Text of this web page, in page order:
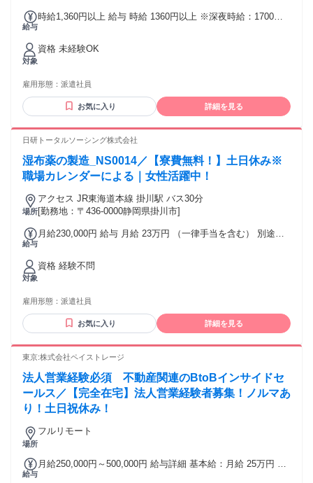
給与
時給1,360円以上 給与 時給 1360円以上 ※深夜時給：1700円
対象
資格 未経験OK
雇用形態： 派遣社員
お気に入り 詳細を見る
日研トータルソーシング株式会社
湿布薬の製造_NS0014／【寮費無料！】土日休み※
職場カレンダーによる｜女性活躍中！
場所
アクセス JR東海道本線 掛川駅 バス30分
[勤務地：〒436-0000静岡県掛川市]
給与
月給230,000円 給与 月給 23万円 （一律手当を含む） 別途交
対象
資格 経験不問
雇用形態： 派遣社員
お気に入り 詳細を見る
東京:株式会社ペイストレージ
法人営業経験必須 不動産関連のBtoBインサイドセ
ールス／【完全在宅】法人営業経験者募集！ノルマあ
り！土日祝休み！
場所
フルリモート
給与
月給250,000円～500,000円 給与詳細 基本給：月給 25万円 〜